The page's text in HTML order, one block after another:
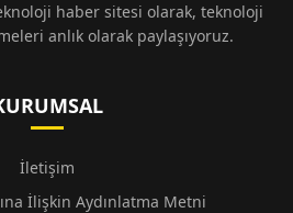
haber sitesi olarak, teknoloji
anlık olarak paylaşıyoruz.
İletişim
İlişkin Aydınlatma Metni